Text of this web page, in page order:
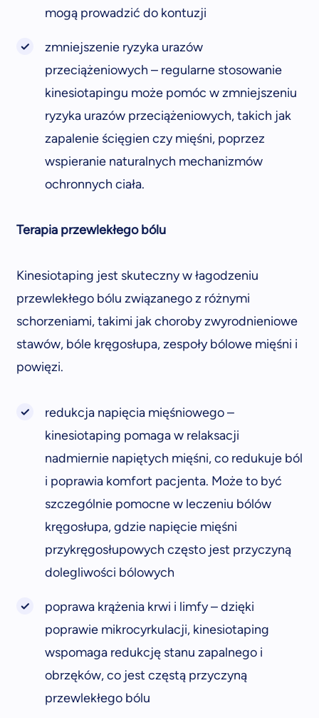
mogą prowadzić do kontuzji
zmniejszenie ryzyka urazów
przeciążeniowych – regularne stosowanie
kinesiotapingu może pomóc w zmniejszeniu
ryzyka urazów przeciążeniowych, takich jak
zapalenie ścięgien czy mięśni, poprzez
wspieranie naturalnych mechanizmów
ochronnych ciała.
Terapia przewlekłego bólu
Kinesiotaping jest skuteczny w łagodzeniu
przewlekłego bólu związanego z różnymi
schorzeniami, takimi jak choroby zwyrodnieniowe
stawów, bóle kręgosłupa, zespoły bólowe mięśni i
powięzi.
redukcja napięcia mięśniowego –
kinesiotaping pomaga w relaksacji
nadmiernie napiętych mięśni, co redukuje ból
i poprawia komfort pacjenta. Może to być
szczególnie pomocne w leczeniu bólów
kręgosłupa, gdzie napięcie mięśni
przykręgosłupowych często jest przyczyną
dolegliwości bólowych
poprawa krążenia krwi i limfy – dzięki
poprawie mikrocyrkulacji, kinesiotaping
wspomaga redukcję stanu zapalnego i
obrzęków, co jest częstą przyczyną
przewlekłego bólu